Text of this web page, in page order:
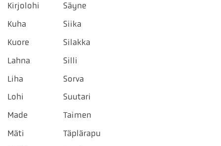
Kirjolohi
Kuha
Kuore
Lahna
Liha
Lohi
Made
Mäti
Säyne
Siika
Silakka
Silli
Sorva
Suutari
Taimen
Täplärapu